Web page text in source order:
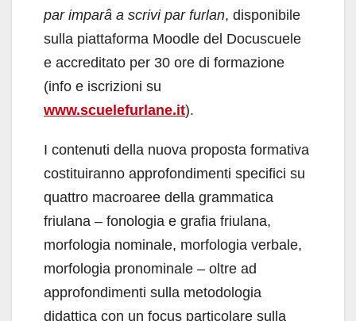
par imparâ a scrivi par furlan, disponibile
sulla piattaforma Moodle del Docuscuele
e accreditato per 30 ore di formazione
(info e iscrizioni su
www.scuelefurlane.it).
I contenuti della nuova proposta formativa
costituiranno approfondimenti specifici su
quattro macroaree della grammatica
friulana – fonologia e grafia friulana,
morfologia nominale, morfologia verbale,
morfologia pronominale – oltre ad
approfondimenti sulla metodologia
didattica con un focus particolare sulla